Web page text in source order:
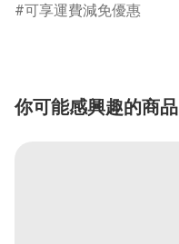
可享運費減免優惠
你可能感興趣的商品